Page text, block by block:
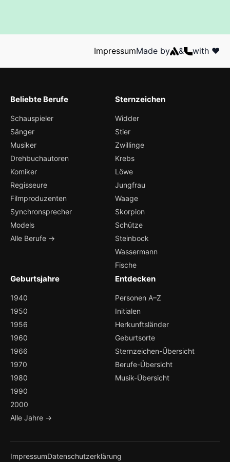
ImpressumMade by & with ❤️
Beliebte Berufe
Schauspieler
Sänger
Musiker
Drehbuchautoren
Komiker
Regisseure
Filmproduzenten
Synchronsprecher
Models
Alle Berufe →
Sternzeichen
Widder
Stier
Zwillinge
Krebs
Löwe
Jungfrau
Waage
Skorpion
Schütze
Steinbock
Wassermann
Fische
Geburtsjahre
1940
1950
1956
1960
1966
1970
1980
1990
2000
Alle Jahre →
Entdecken
Personen A–Z
Initialen
Herkunftsländer
Geburtsorte
Sternzeichen-Übersicht
Berufe-Übersicht
Musik-Übersicht
ImpressumDatenschutzerklärung